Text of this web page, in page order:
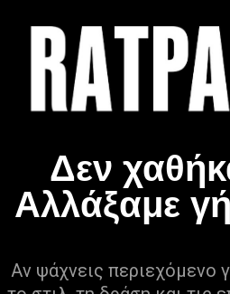
Δεν
Αλλάξαμε
Αν ψάχνεις περιεχόμενο